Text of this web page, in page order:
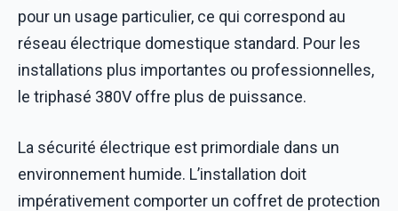
pour un usage particulier, ce qui correspond au
réseau électrique domestique standard. Pour les
installations plus importantes ou professionnelles,
le triphasé 380V offre plus de puissance.
La sécurité électrique est primordiale dans un
environnement humide. L’installation doit
impérativement comporter un coffret de protection